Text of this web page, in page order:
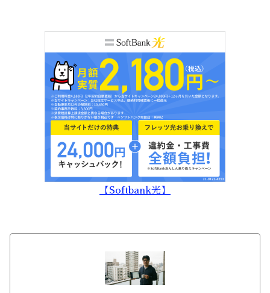
【Softbank光】